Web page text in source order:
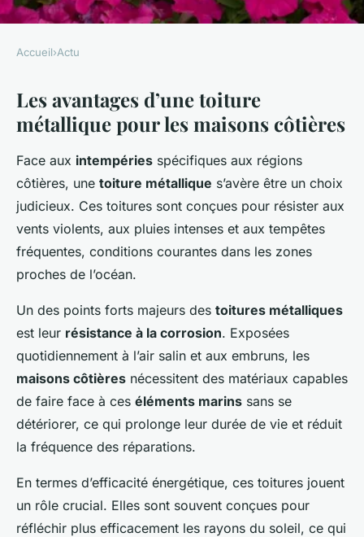
Optez pour une toiture
métallique : La solution
intelligente et durable pour
votre maison côtière !
28 novembre 2024 6 min de lecture
Accueil›Actu
Les avantages d’une toiture
métallique pour les maisons côtières
Face aux intempéries spécifiques aux régions
côtières, une toiture métallique s’avère être un choix
judicieux. Ces toitures sont conçues pour résister aux
vents violents, aux pluies intenses et aux tempêtes
fréquentes, conditions courantes dans les zones
proches de l’océan.
Un des points forts majeurs des toitures métalliques
est leur résistance à la corrosion. Exposées
quotidiennement à l’air salin et aux embruns, les
maisons côtières nécessitent des matériaux capables
de faire face à ces éléments marins sans se
détériorer, ce qui prolonge leur durée de vie et réduit
la fréquence des réparations.
En termes d’efficacité énergétique, ces toitures jouent
un rôle crucial. Elles sont souvent conçues pour
réfléchir plus efficacement les rayons du soleil, ce qui